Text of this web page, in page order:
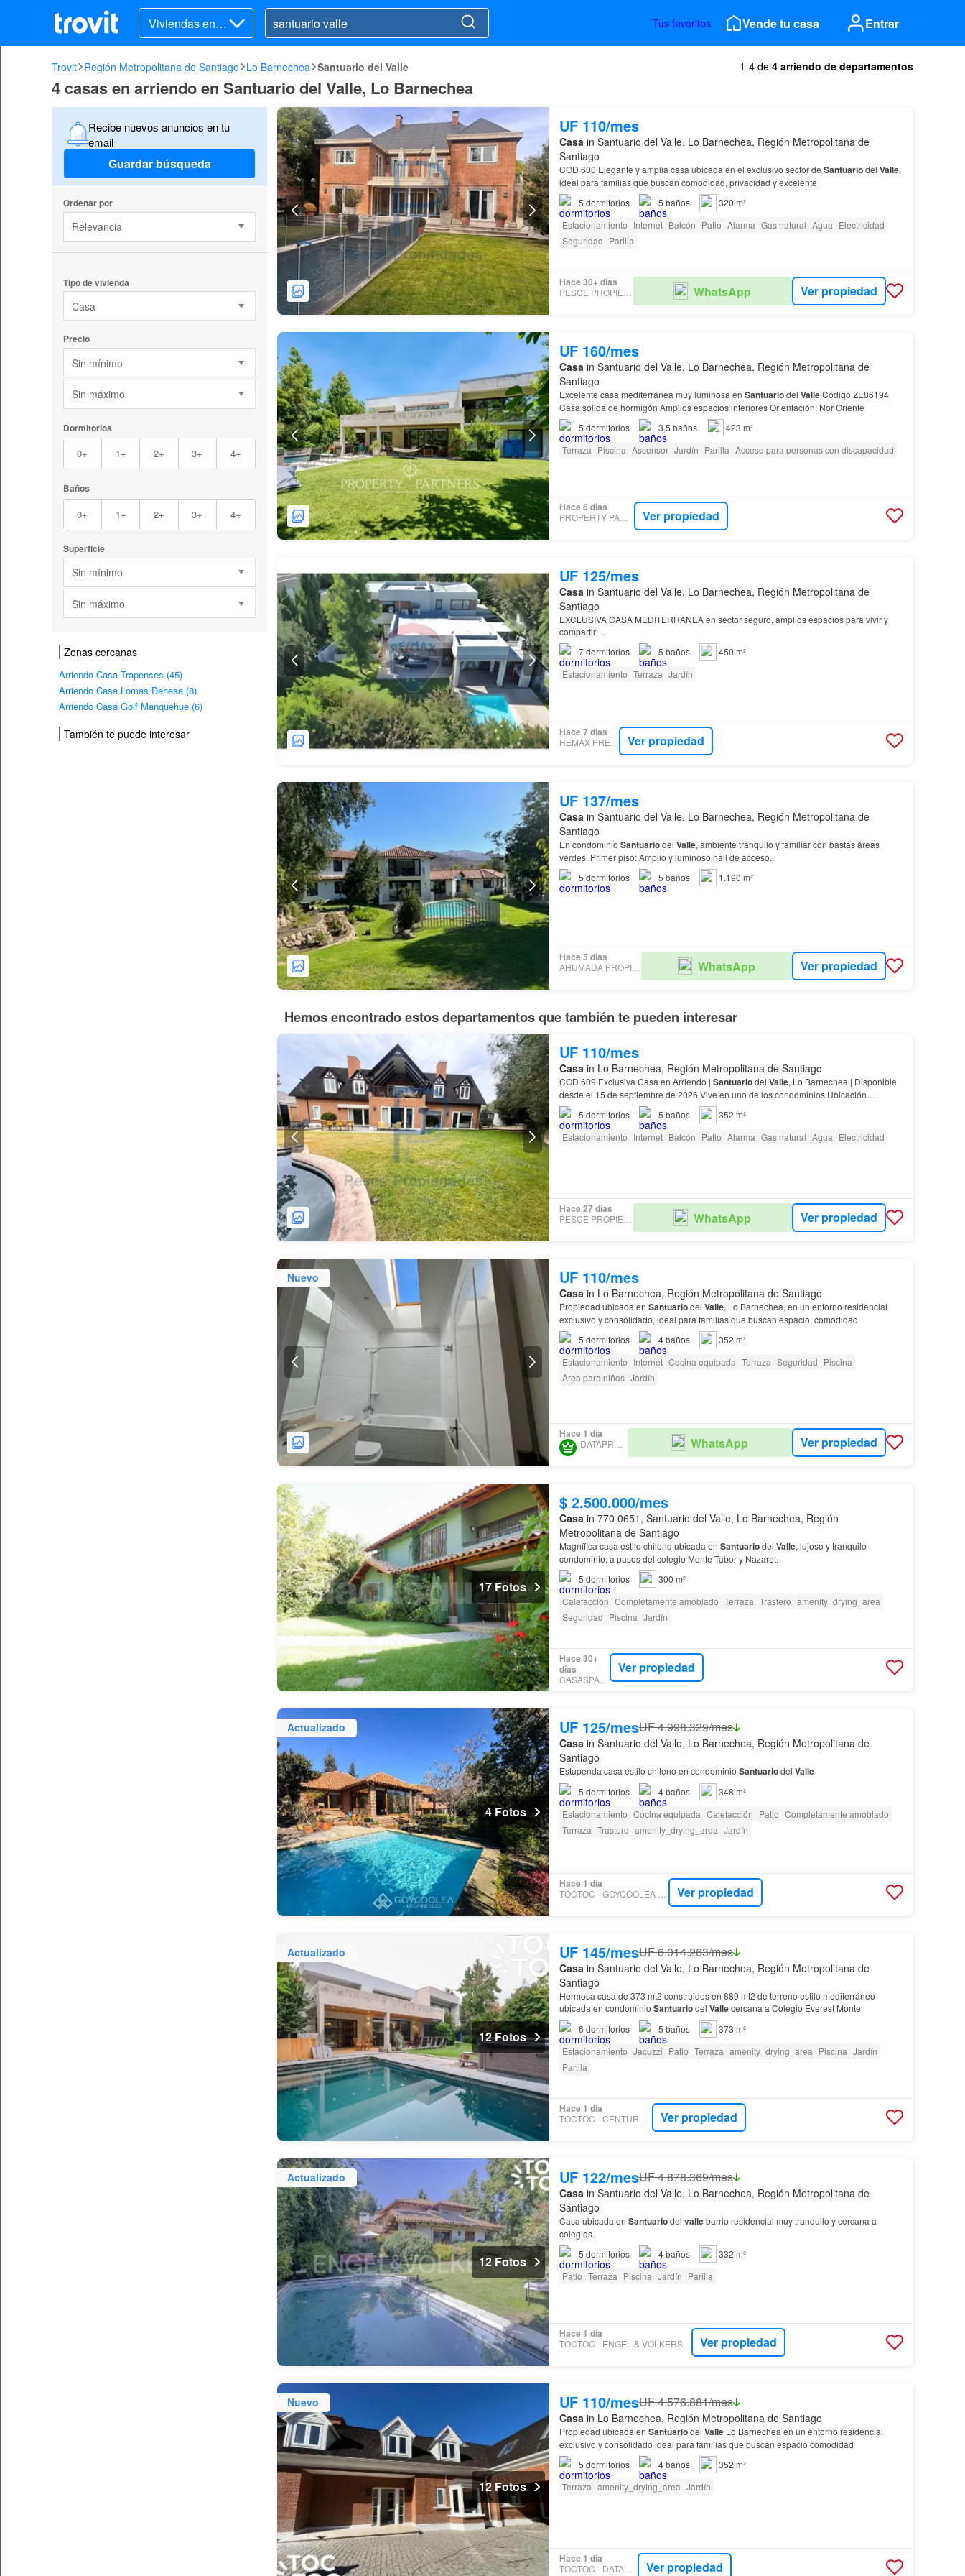
Viviendas en ar
riendo
Tus favoritos Vende tu casa Entrar
Trovit Región Metropolitana de Santiago Lo Barnechea Santuario del Valle 1-4 de 4 arriendo de departamentos
4 casas en arriendo en Santuario del Valle, Lo Barnechea
Recibe nuevos anuncios en tu
email
Guardar búsqueda
Ordenar por
Relevancia
Tipo de vivienda
Casa
Precio
Sin mínimo
Sin máximo
Dormitorios
0+ 1+ 2+ 3+ 4+
Baños
0+ 1+ 2+ 3+ 4+
Superficie
Sin mínimo
Sin máximo
Zonas cercanas
Arriendo Casa Trapenses (45)
Arriendo Casa Lomas Dehesa (8)
Arriendo Casa Golf Manquehue (6)
También te puede interesar
UF 110/mes
Casain Santuario del Valle, Lo Barnechea, Región Metropolitana de
Santiago
COD 600 Elegante y amplia casa ubicada en el exclusivo sector de Santuariodel Valle,
ideal para familias que buscan comodidad, privacidad y excelente
5 dormitorios 5 baños
320 m²
Estacionamiento Internet Balcón Patio Alarma Gas natural Agua Electricidad
Seguridad Parilla
Hace 30+ días
PESCE PROPIEDADES WhatsApp Ver propiedad
UF 160/mes
Casa in Santuario del Valle, Lo Barnechea, Región Metropolitana de
Santiago
Excelente casa mediterránea muy luminosa en Santuariodel ValleCódigo ZE86194
Casa sólida de hormigón Amplios espacios interiores Orientación: Nor Oriente
5 dormitorios 3,5 baños
423 m²
Terraza Piscina Ascensor Jardín Parilla Acceso para personas con discapacidad
Hace 6 días
PROPERTY PARTNERS Ver propiedad
UF 125/mes
Casa in Santuario del Valle, Lo Barnechea, Región Metropolitana de
Santiago
EXCLUSIVA CASA MEDITERRANEA en sector seguro, amplios espacios para vivir y
compartir…
7dormitorios 5 baños
450 m²
Estacionamiento Terraza Jardín
Hace 7 días
REMAX PREMIER Ver propiedad
UF 137/mes
Casa in Santuario del Valle, Lo Barnechea, Región Metropolitana de
Santiago
En condominio Santuariodel Valle, ambiente tranquilo y familiar con bastas áreas
verdes. Primer piso: Amplio y luminoso hall de acceso..
5 dormitorios 5 baños 1.190 m²
Hace 5 días
AHUMADA PROPIEDADES WhatsApp Ver propiedad
Hemos encontrado estos departamentos que también te pueden interesar
UF 110/mes
Casa in Lo Barnechea, Región Metropolitana de Santiago
COD 609 Exclusiva Casa en Arriendo | Santuariodel Valle, Lo Barnechea | Disponible
desde el 15 de septiembre de 2026 Vive en uno de los condominios Ubicación
privilegiada Ubicada en el exclusivo sector de
5 dormitorios 5 baños
352 m²
Estacionamiento Internet Balcón Patio Alarma Gas natural Agua Electricidad
Hace 27 días
PESCE PROPIEDADES WhatsApp Ver propiedad
Nuevo UF 110/mes
Casa in Lo Barnechea, Región Metropolitana de Santiago
Propiedad ubicada en Santuariodel Valle, Lo Barnechea, en un entorno residencial
exclusivo y consolidado, ideal para familias que buscan espacio, comodidad
5 dormitorios 4baños
352 m²
Estacionamiento Internet Cocina equipada Terraza Seguridad Piscina
Área para niños Jardín
Hace 1 día
DATAPROP SPA WhatsApp Ver propiedad
17 Fotos
$ 2.500.000/mes
Casa in 770 0651, Santuario del Valle, Lo Barnechea, Región
Metropolitana de Santiago
Magnífica casa estilo chileno ubicada en Santuariodel Valle, lujoso y tranquilo
condominio, a pasos del colegio Monte Tabor y Nazaret.
5 dormitorios
300 m²
Calefacción Completamente amoblado Terraza Trastero amenity_drying_area
Seguridad Piscina Jardín
Hace 30+
días
CASASPARATI
Ver propiedad
Actualizado
4 Fotos
UF 125/mesUF 4.998.329/mes
Casa in Santuario del Valle, Lo Barnechea, Región Metropolitana de
Santiago
Estupenda casa estilo chileno en condominio Santuariodel Valle
5 dormitorios 4baños
348 m²
Estacionamiento Cocina equipada Calefacción Patio Completamente amoblado
Terraza Trastero amenity_drying_area Jardín
Hace 1 día
Ver propiedad
Actualizado
12 Fotos
UF 145/mesUF 6.014.263/mes
Casa in Santuario del Valle, Lo Barnechea, Región Metropolitana de
Santiago
Hermosa casa de 373 mt2 construidos en 889 mt2 de terreno estilo mediterráneo
ubicada en condominio Santuariodel Vallecercana a Colegio Everest Monte
6 dormitorios 5 baños
373 m²
Estacionamiento Jacuzzi Patio Terraza amenity_drying_area Piscina Jardín
Parilla
Hace 1 día
TOCTOC - CENTURY21 ANDES Ver propiedad
Actualizado
12 Fotos
UF 122/mesUF 4.878.369/mes
Casa in Santuario del Valle, Lo Barnechea, Región Metropolitana de
Santiago
Casa ubicada en Santuariodel vallebarrio residencial muy tranquilo y cercana a
colegios.
5 dormitorios 4baños
332 m²
Patio Terraza Piscina Jardín Parilla
Hace 1 día
TOCTOC - ENGEL & VOLKERS - LA DEHESA CENTRAL Ver propiedad
Nuevo
12 Fotos
UF 110/mesUF 4.576.881/mes
Casa in Lo Barnechea, Región Metropolitana de Santiago
Propiedad ubicada en Santuariodel ValleLo Barnechea en un entorno residencial
exclusivo y consolidado ideal para familias que buscan espacio comodidad
5 dormitorios 4baños
352 m²
Terraza amenity_drying_area Jardín
Hace 1 día
TOCTOC - DATAPROP.CL Ver propiedad